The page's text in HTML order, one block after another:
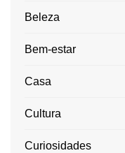
Beleza
Bem-estar
Casa
Cultura
Curiosidades